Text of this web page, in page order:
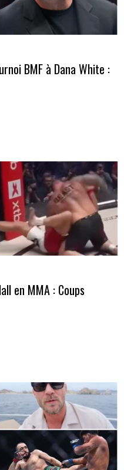
BMF à Dana White :
en MMA : Coups